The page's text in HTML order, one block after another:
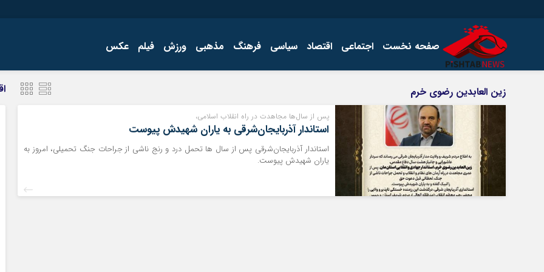
صفحه نخست اجتماعی اقتصاد سیاسی فرهنگ مذهبی ورزش فیلم عکس
اجتماعی
اقتصاد
سیاسی
فرهنگ
گالری فیلم
گالری عکس
اقتصاد
زین العابدین رضوی خرم
پس از سال‌ها مجاهدت در راه انقلاب اسلامی،
استاندار آذربایجان‌شرقی به یاران شهیدش پیوست
استاندار آذربایجان‌شرقی پس از سال ها تحمل درد و رنج ناشی از جراحات جنگ تحمیلی، امروز به
یاران شهیدش پیوست.